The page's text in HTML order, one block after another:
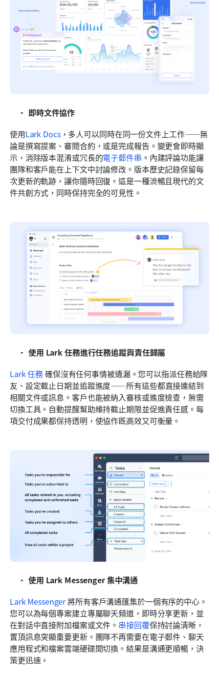
即時文件協作
使用Lark Docs，多人可以同時在同一份文件上工作——無
論是撰寫提案、審閱合約，或是完成報告。變更會即時顯
示，消除版本混淆或冗長的電子郵件串 。內建評論功能讓
團隊和客戶能在上下文中討論修改。版本歷史記錄保留每
次更新的軌跡，讓你隨時回復。這是一種流暢且現代的文
件共創方式，同時保持完全的可見性。
使用 Lark 任務進行任務追蹤與責任歸屬
Lark 任務 確保沒有任何事情被遺漏。您可以指派任務給隊
友、設定截止日期並追蹤進度——所有這些都直接連結到
相關文件或訊息。客戶也能被納入審核或進度檢查，無需
切換工具。自動提醒幫助維持截止期限並促進責任感。每
項交付成果都保持透明，使協作既高效又可衡量。
使用 Lark Messenger 集中溝通
Lark Messenger 將所有客戶溝通匯集於一個有序的中心。
您可以為每個專案建立專屬聊天頻道，即時分享更新，並
在對話中直接附加檔案或文件。 串接回覆保持討論清晰，
置頂訊息突顯重要更新。團隊不再需要在電子郵件、聊天
應用程式和檔案雲端硬碟間切換。結果是溝通更順暢，決
策更迅速。